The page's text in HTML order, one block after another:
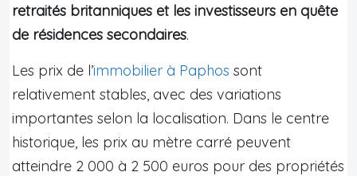
retraités britanniques et les investisseurs en quête
de résidences secondaires.
Les prix de l’immobilier à Paphos sont
relativement stables, avec des variations
importantes selon la localisation. Dans le centre
historique, les prix au mètre carré peuvent
atteindre 2 000 à 2 500 euros pour des propriétés